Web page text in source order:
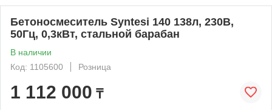
Бетоносмеситель Syntesi 140 138л, 230В,
50Гц, 0,3кВт, стальной барабан
В наличии
Код: 1105600
Розница
1 112 000 ₸